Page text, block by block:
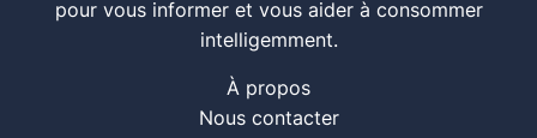
pour vous informer et vous aider à consommer
intelligemment.
À propos
Nous contacter